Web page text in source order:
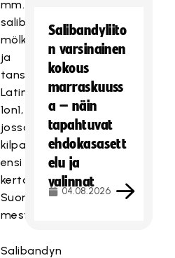
mm.
salibandya,
mölkkyä
ja
tanssin
Latin
1on1,
jossa
kilpaillaan
ensi
kertaa
Suomen
mestaruuksista.
Salibandyn
Salibandyliito
n varsinainen
kokous
marraskuuss
a – näin
tapahtuvat
ehdokasasett
elu ja
valinnat
04.08.2026